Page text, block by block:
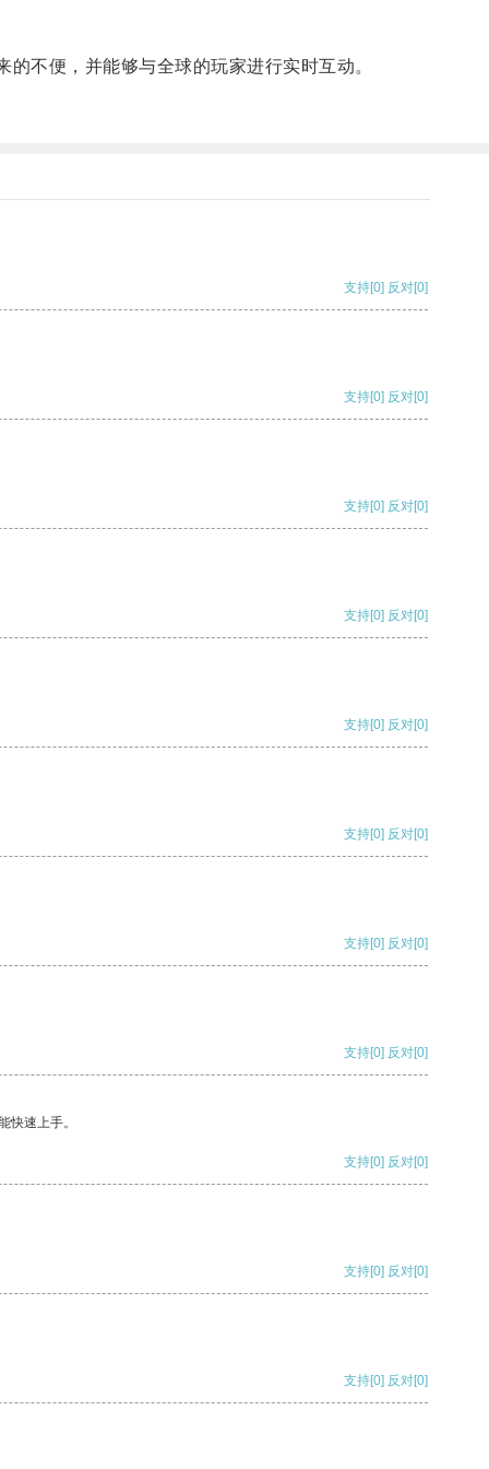
不便，并能够与全球的玩家进行实时互动。
支持[0] 反对[0]
支持[0] 反对[0]
支持[0] 反对[0]
支持[0] 反对[0]
支持[0] 反对[0]
支持[0] 反对[0]
支持[0] 反对[0]
支持[0] 反对[0]
快速上手。
支持[0] 反对[0]
支持[0] 反对[0]
支持[0] 反对[0]